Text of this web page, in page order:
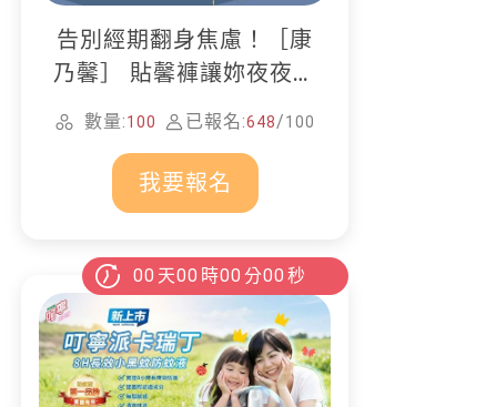
告別經期翻身焦慮！［康
乃馨］ 貼馨褲讓妳夜夜好
數量:100 已報名:648/100
我要報名
00 天00 時00 分00 秒